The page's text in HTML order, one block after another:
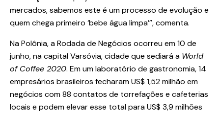
mercados, sabemos este é um processo de evolução e
quem chega primeiro ‘bebe água limpa’”, comenta.
Na Polônia, a Rodada de Negócios ocorreu em 10 de
junho, na capital Varsóvia, cidade que sediará a World
of Coffee 2020. Em um laboratório de gastronomia, 14
empresários brasileiros fecharam US$ 1,52 milhão em
negócios com 88 contatos de torrefações e cafeterias
locais e podem elevar esse total para US$ 3,9 milhões